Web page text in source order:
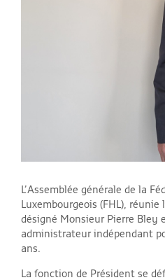
L’Assemblée générale de la
Luxembourgeois (FHL),
désigné Monsieur Pierre Bley
administrateur indépendant
ans.
La fonction de Président se